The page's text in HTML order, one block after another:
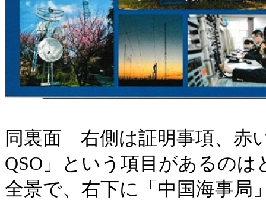
同裏面 右側は証明事項、赤
QSO」という項目があるの
全景で、右下に「中国海事局